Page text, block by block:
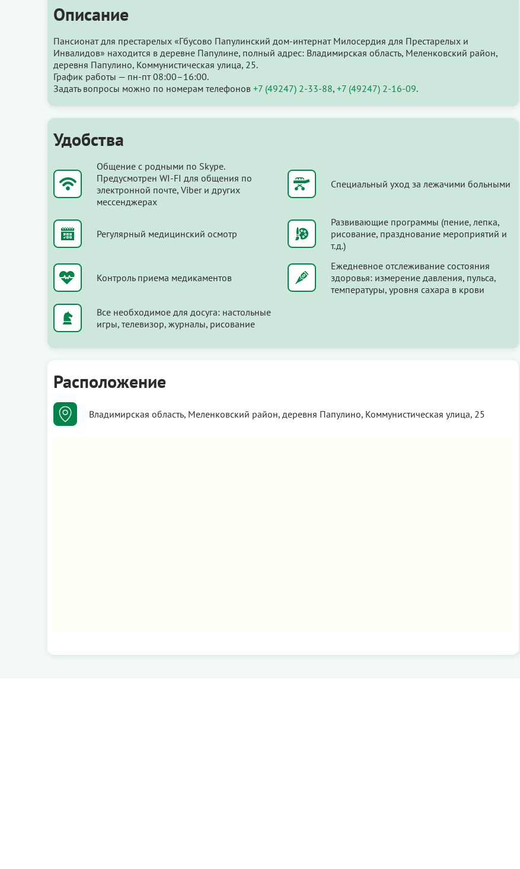
Описание
Пансионат для престарелых «Гбусово Папулинский дом-интернат Милосердия для Престарелых и
Инвалидов» находится в деревне Папулине, полный адрес: Владимирская область, Меленковский район,
деревня Папулино, Коммунистическая улица, 25.
График работы — пн-пт 08:00–16:00.
Задать вопросы можно по номерам телефонов +7 (49247) 2-33-88, +7 (49247) 2-16-09.
Удобства
Общение с родными по Skype.
Предусмотрен WI-FI для общения по
электронной почте, Viber и других
мессенджерах
Специальный уход за лежачими больными
Регулярный медицинский осмотр
Развивающие программы (пение, лепка,
рисование, празднование мероприятий и
т.д.)
Контроль приема медикаментов
Ежедневное отслеживание состояния
здоровья: измерение давления, пульса,
температуры, уровня сахара в крови
Все необходимое для досуга: настольные
игры, телевизор, журналы, рисование
Расположение
Владимирская область, Меленковский район, деревня Папулино, Коммунистическая улица, 25